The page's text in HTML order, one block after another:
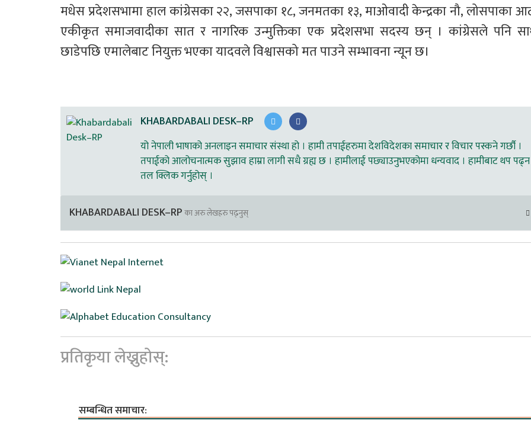
मधेस प्रदेशसभामा हाल कांग्रेसका २२, जसपाका १८, जनमतका १३, माओवादी केन्द्रका नौ, लोसपाका
एकीकृत समाजवादीका सात र नागरिक उन्मुक्तिका एक प्रदेशसभा सदस्य छन् । कांग्रेसले पनि
छाडेपछि एमालेबाट नियुक्त भएका यादवले विश्वासको मत पाउने सम्भावना न्यून छ।
KHABARDABALI DESK–RP
यो नेपाली भाषाको अनलाइन समाचार संस्था हो । हामी तपाईहरुमा देशविदेशका समाचार र विचार पस्कने गर्छौ ।
तपाईको आलोचनात्मक सुझाव हाम्रा लागी सधै ग्रह्य छ । हामीलाई पछ्याउनुभएकोमा धन्यवाद । हामीबाट थप पढ्न
तल क्लिक गर्नुहोस् ।
KHABARDABALI DESK–RPका अरु लेखहरु पढ्नुस्
प्रतिकृया लेख्नुहोस्:
सम्बन्धित समाचार: